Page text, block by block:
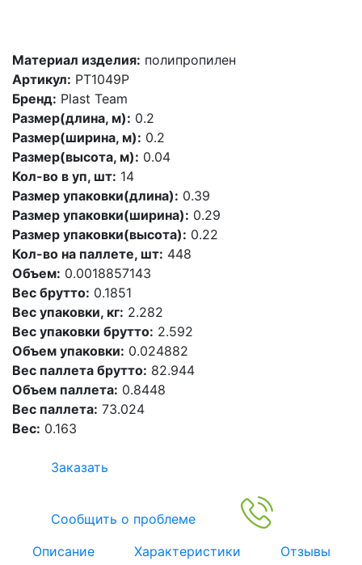
Материал изделия: полипропилен
Артикул: PT1049P
Бренд: Plast Team
Размер(длина, м): 0.2
Размер(ширина, м): 0.2
Размер(высота, м): 0.04
Кол-во в уп, шт: 14
Размер упаковки(длина): 0.39
Размер упаковки(ширина): 0.29
Размер упаковки(высота): 0.22
Кол-во на паллете, шт: 448
Объем: 0.0018857143
Вес брутто: 0.1851
Вес упаковки, кг: 2.282
Вес упаковки брутто: 2.592
Объем упаковки: 0.024882
Вес паллета брутто: 82.944
Объем паллета: 0.8448
Вес паллета: 73.024
Вес: 0.163
Заказать
Сообщить о проблеме
Описание
Характеристики
Отзывы